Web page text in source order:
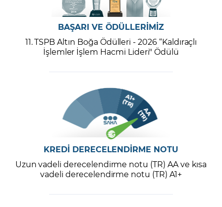
BAŞARI VE ÖDÜLLERİMİZ
11. TSPB Altın Boğa Ödülleri - 2026 “Kaldıraçlı
İşlemler İşlem Hacmi Lideri" Ödülü
KREDİ DERECELENDİRME NOTU
Uzun vadeli derecelendirme notu (TR) AA ve kısa
vadeli derecelendirme notu (TR) A1+